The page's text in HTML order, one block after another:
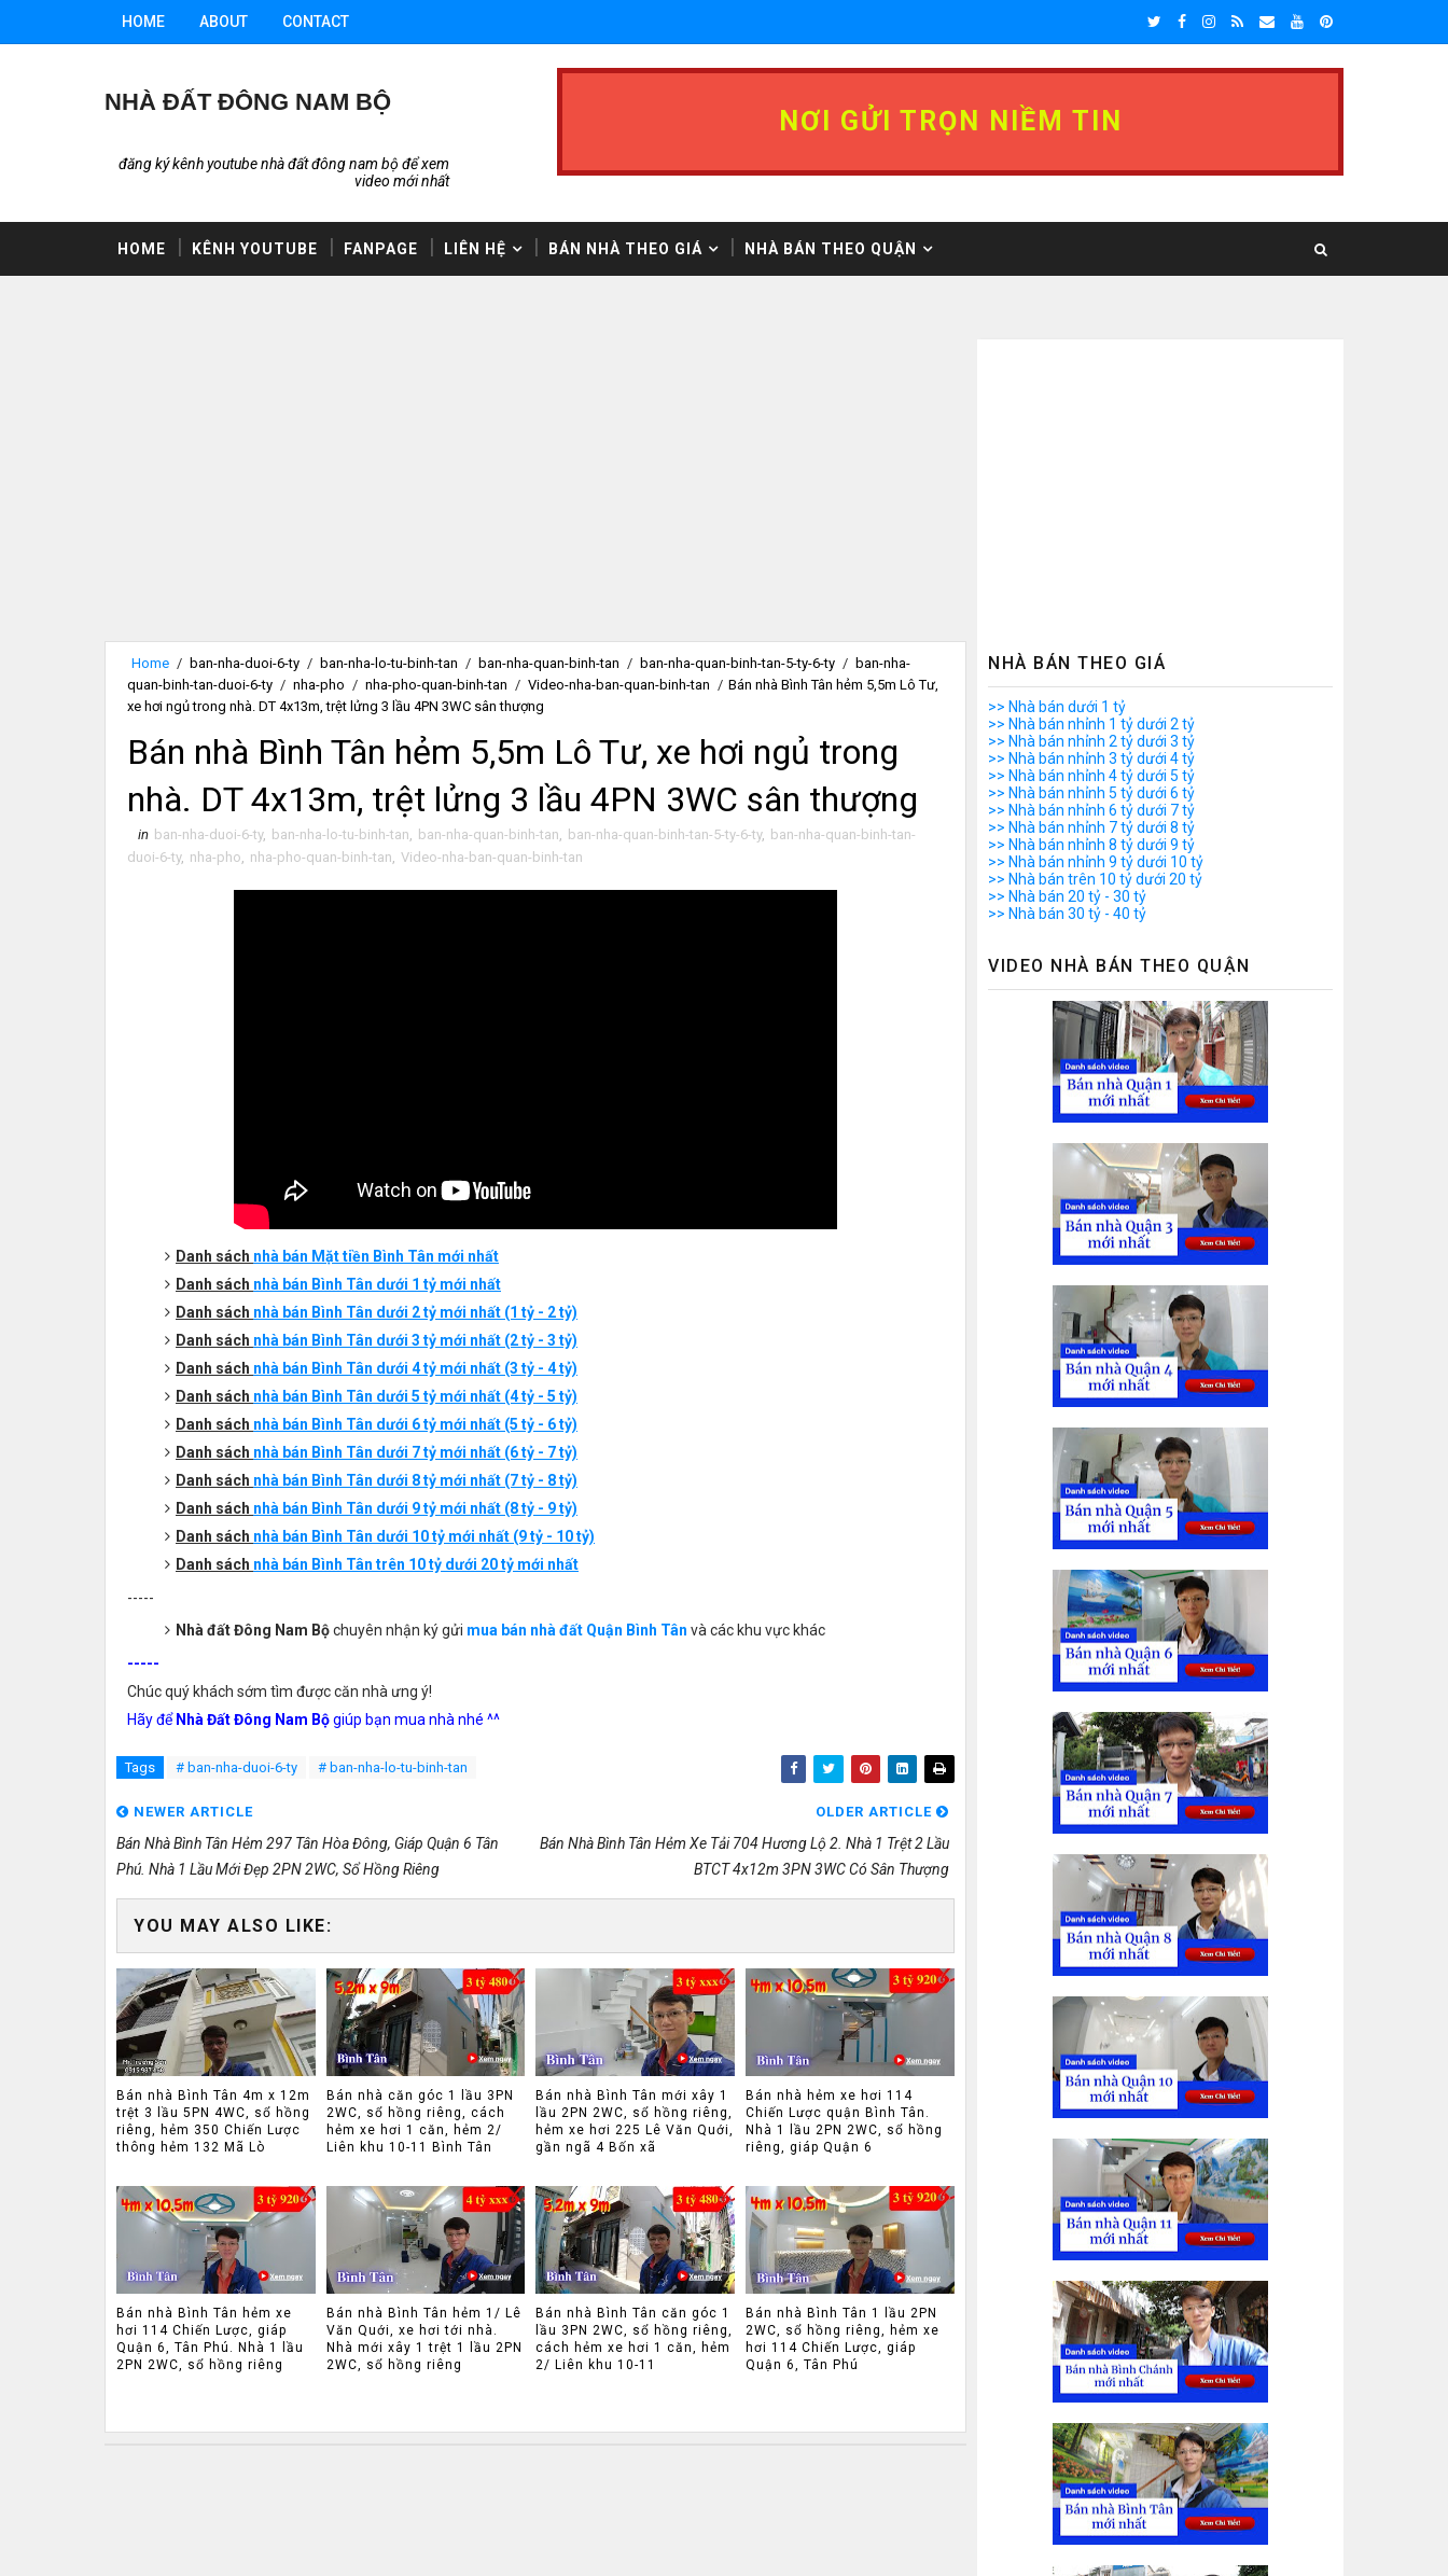
HOME ABOUT CONTACT
NHÀ ĐẤT ĐÔNG NAM BỘ
đăng ký kênh youtube nhà đất đông nam bộ để xem
video mới nhất
NƠI GỬI TRỌN NIỀM TIN
HOME KÊNH YOUTUBE FANPAGE LIÊN HỆ BÁN NHÀ THEO GIÁ NHÀ BÁN THEO QUẬN
Home / ban-nha-duoi-6-ty / ban-nha-lo-tu-binh-tan / ban-nha-quan-binh-tan / ban-nha-quan-binh-tan-5-ty-6-ty / ban-nha-
quan-binh-tan-duoi-6-ty / nha-pho / nha-pho-quan-binh-tan / Video-nha-ban-quan-binh-tan / Bán nhà Bình Tân hẻm 5,5m Lô Tư,
xe hơi ngủ trong nhà. DT 4x13m, trệt lửng 3 lầu 4PN 3WC sân thượng
Bán nhà Bình Tân hẻm 5,5m Lô Tư, xe hơi ngủ trong
nhà. DT 4x13m, trệt lửng 3 lầu 4PN 3WC sân thượng
in ban-nha-duoi-6-ty, ban-nha-lo-tu-binh-tan, ban-nha-quan-binh-tan, ban-nha-quan-binh-tan-5-ty-6-ty, ban-nha-quan-binh-tan-
duoi-6-ty, nha-pho, nha-pho-quan-binh-tan, Video-nha-ban-quan-binh-tan
Danh sách nhà bán Mặt tiền Bình Tân mới nhất
Danh sách nhà bán Bình Tân dưới 1 tỷ mới nhất
Danh sách nhà bán Bình Tân dưới 2 tỷ mới nhất (1 tỷ - 2 tỷ)
Danh sách nhà bán Bình Tân dưới 3 tỷ mới nhất (2 tỷ - 3 tỷ)
Danh sách nhà bán Bình Tân dưới 4 tỷ mới nhất (3 tỷ - 4 tỷ)
Danh sách nhà bán Bình Tân dưới 5 tỷ mới nhất (4 tỷ - 5 tỷ)
Danh sách nhà bán Bình Tân dưới 6 tỷ mới nhất (5 tỷ - 6 tỷ)
Danh sách nhà bán Bình Tân dưới 7 tỷ mới nhất (6 tỷ - 7 tỷ)
Danh sách nhà bán Bình Tân dưới 8 tỷ mới nhất (7 tỷ - 8 tỷ)
Danh sách nhà bán Bình Tân dưới 9 tỷ mới nhất (8 tỷ - 9 tỷ)
Danh sách nhà bán Bình Tân dưới 10 tỷ mới nhất (9 tỷ - 10 tỷ)
Danh sách nhà bán Bình Tân trên 10 tỷ dưới 20 tỷ mới nhất
-----
Nhà đất Đông Nam Bộchuyên nhận ký gửi mua bán nhà đất Quận Bình Tân và các khu vực khác
-----
Chúc quý khách sớm tìm được căn nhà ưng ý!
Hãy để Nhà Đất Đông Nam Bộgiúp bạn mua nhà nhé ^^
Tags # ban-nha-duoi-6-ty # ban-nha-lo-tu-binh-tan
NEWER ARTICLE
Bán Nhà Bình Tân Hẻm 297 Tân Hòa Đông, Giáp Quận 6 Tân
Phú. Nhà 1 Lầu Mới Đẹp 2PN 2WC, Sổ Hồng Riêng
OLDER ARTICLE
Bán Nhà Bình Tân Hẻm Xe Tải 704 Hương Lộ 2. Nhà 1 Trệt 2 Lầu
BTCT 4x12m 3PN 3WC Có Sân Thượng
YOU MAY ALSO LIKE:
Bán nhà Bình Tân 4m x 12m
trệt 3 lầu 5PN 4WC, sổ hồng
riêng, hẻm 350 Chiến Lược
thông hẻm 132 Mã Lò
Bán nhà căn góc 1 lầu 3PN
2WC, sổ hồng riêng, cách
hẻm xe hơi 1 căn, hẻm 2/
Liên khu 10-11 Bình Tân
Bán nhà Bình Tân mới xây 1
lầu 2PN 2WC, sổ hồng riêng,
hẻm xe hơi 225 Lê Văn Quới,
gần ngã 4 Bốn xã
Bán nhà hẻm xe hơi 114
Chiến Lược quận Bình Tân.
Nhà 1 lầu 2PN 2WC, sổ hồng
riêng, giáp Quận 6
Bán nhà Bình Tân hẻm xe
hơi 114 Chiến Lược, giáp
Quận 6, Tân Phú. Nhà 1 lầu
2PN 2WC, sổ hồng riêng
Bán nhà Bình Tân hẻm 1/ Lê
Văn Quới, xe hơi tới nhà.
Nhà mới xây 1 trệt 1 lầu 2PN
2WC, sổ hồng riêng
Bán nhà Bình Tân căn góc 1
lầu 3PN 2WC, sổ hồng riêng,
cách hẻm xe hơi 1 căn, hẻm
2/ Liên khu 10-11
Bán nhà Bình Tân 1 lầu 2PN
2WC, sổ hồng riêng, hẻm xe
hơi 114 Chiến Lược, giáp
Quận 6, Tân Phú
NHÀ BÁN THEO GIÁ
>> Nhà bán dưới 1 tỷ
>> Nhà bán nhỉnh 1 tỷ dưới 2 tỷ
>> Nhà bán nhỉnh 2 tỷ dưới 3 tỷ
>> Nhà bán nhỉnh 3 tỷ dưới 4 tỷ
>> Nhà bán nhỉnh 4 tỷ dưới 5 tỷ
>> Nhà bán nhỉnh 5 tỷ dưới 6 tỷ
>> Nhà bán nhỉnh 6 tỷ dưới 7 tỷ
>> Nhà bán nhỉnh 7 tỷ dưới 8 tỷ
>> Nhà bán nhỉnh 8 tỷ dưới 9 tỷ
>> Nhà bán nhỉnh 9 tỷ dưới 10 tỷ
>> Nhà bán trên 10 tỷ dưới 20 tỷ
>> Nhà bán 20 tỷ - 30 tỷ
>> Nhà bán 30 tỷ - 40 tỷ
VIDEO NHÀ BÁN THEO QUẬN